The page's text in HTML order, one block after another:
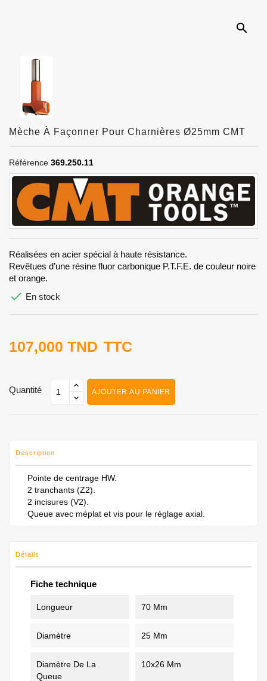
search
Mèche À Façonner Pour Charnières Ø25mm CMT
Référence 369.250.11
Réalisées en acier spécial à haute résistance.
​​​​​​​​​​​​​​Revêtues d’une résine fluor carbonique P.T.F.E. de couleur noire
et orange.
 En stock
107,000 TND TTC
Quantité AJOUTER AU PANIER
Description
​​​​​​​​​​​​​​Pointe de centrage HW.
​​​​​​​​​​​​​​2 tranchants (Z2).
​​​​​​​​​​​2 incisures (V2).
​​​​​​Queue avec méplat et vis pour le réglage axial.
Détails
Fiche technique
Longueur 70 Mm
Diamètre 25 Mm
Diamètre De La
Queue
10x26 Mm